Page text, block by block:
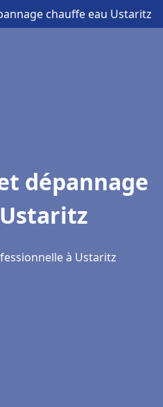
chauffe eau Ustaritz
dépannage
à Ustaritz